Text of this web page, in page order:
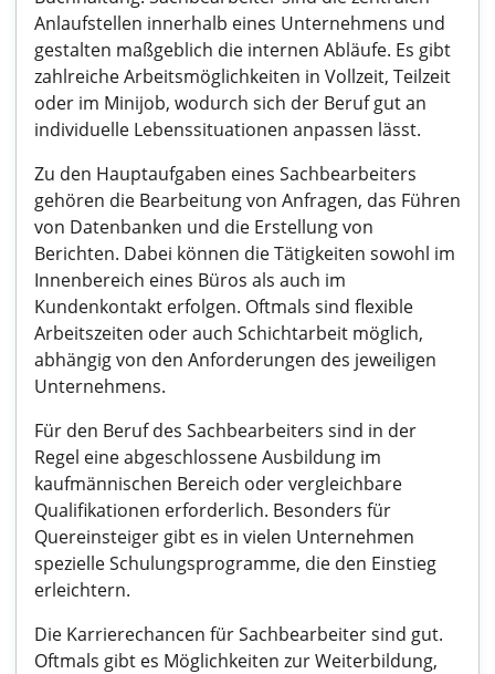
Anlaufstellen innerhalb eines Unternehmens und
gestalten maßgeblich die internen Abläufe. Es gibt
zahlreiche Arbeitsmöglichkeiten in Vollzeit, Teilzeit
oder im Minijob, wodurch sich der Beruf gut an
individuelle Lebenssituationen anpassen lässt.
Zu den Hauptaufgaben eines Sachbearbeiters
gehören die Bearbeitung von Anfragen, das Führen
von Datenbanken und die Erstellung von
Berichten. Dabei können die Tätigkeiten sowohl im
Innenbereich eines Büros als auch im
Kundenkontakt erfolgen. Oftmals sind flexible
Arbeitszeiten oder auch Schichtarbeit möglich,
abhängig von den Anforderungen des jeweiligen
Unternehmens.
Für den Beruf des Sachbearbeiters sind in der
Regel eine abgeschlossene Ausbildung im
kaufmännischen Bereich oder vergleichbare
Qualifikationen erforderlich. Besonders für
Quereinsteiger gibt es in vielen Unternehmen
spezielle Schulungsprogramme, die den Einstieg
erleichtern.
Die Karrierechancen für Sachbearbeiter sind gut.
Oftmals gibt es Möglichkeiten zur Weiterbildung,